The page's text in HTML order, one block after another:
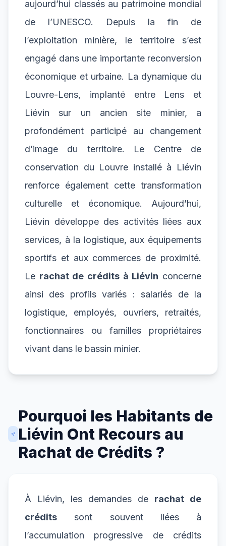
aujourd’hui classés au patrimoine mondial
de l’UNESCO. Depuis la fin de
l’exploitation minière, le territoire s’est
engagé dans une importante reconversion
économique et urbaine. La dynamique du
Louvre-Lens, implanté entre Lens et
Liévin sur un ancien site minier, a
profondément participé au changement
d’image du territoire. Le Centre de
conservation du Louvre installé à Liévin
renforce également cette transformation
culturelle et économique. Aujourd’hui,
Liévin développe des activités liées aux
services, à la logistique, aux équipements
sportifs et aux commerces de proximité.
Le rachat de crédits à Liévin concerne
ainsi des profils variés : salariés de la
logistique, employés, ouvriers, retraités,
fonctionnaires ou familles propriétaires
vivant dans le bassin minier.
Pourquoi les Habitants de
Liévin Ont Recours au
Rachat de Crédits ?
À Liévin, les demandes de rachat de
crédits sont souvent liées à
l’accumulation progressive de crédits